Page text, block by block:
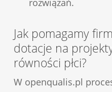
rozwiązań.
Jak pomagamy
dotacje na
równości płci?
W openqualis.pl